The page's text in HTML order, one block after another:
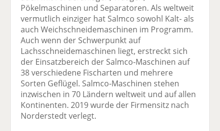
Pökelmaschinen und Separatoren. Als weltweit
vermutlich einziger hat Salmco sowohl Kalt- als
auch Weichschneidemaschinen im Programm.
Auch wenn der Schwerpunkt auf
Lachsschneidemaschinen liegt, erstreckt sich
der Einsatzbereich der Salmco-Maschinen auf
38 verschiedene Fischarten und mehrere
Sorten Geflügel. Salmco-Maschinen stehen
inzwischen in 70 Ländern weltweit und auf allen
Kontinenten. 2019 wurde der Firmensitz nach
Norderstedt verlegt.